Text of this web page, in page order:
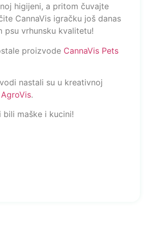
higijeni, a pritom čuvajte
CannaVis igračku još danas
psu vrhunsku kvalitetu!
proizvode CannaVis Pets
nastali su u kreativnoj
AgroVis.
bili maške i kucini!